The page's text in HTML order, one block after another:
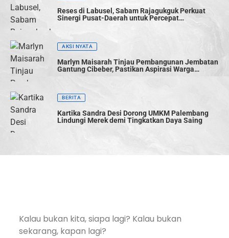
Reses di Labusel, Sabam Rajagukguk Perkuat
Sinergi Pusat-Daerah untuk Percepat
AKSI NYATA
Marlyn Maisarah Tinjau Pembangunan Jembatan
Gantung Cibeber, Pastikan Aspirasi Warga
BERITA
Kartika Sandra Desi Dorong UMKM Palembang
Lindungi Merek demi Tingkatkan Daya Saing
Kalau bukan kita, siapa lagi? Kalau bukan
sekarang, kapan lagi?